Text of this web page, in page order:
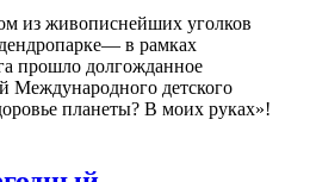
из живописнейших уголков
в рамках
прошло долгожданное
Международного детского
планеты? В моих руках»!